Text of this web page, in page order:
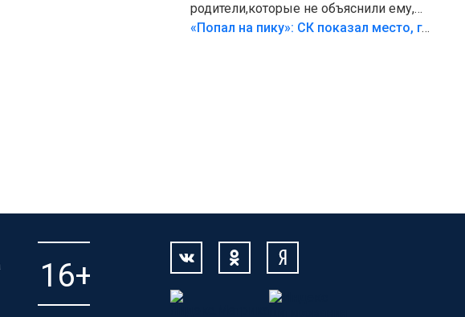
родители,которые не объяснили ему,
что такое хорошо и что такое плохо!
«Попал на пику»: СК показал место, где был смертельно травмирован ребенок в Тольятти